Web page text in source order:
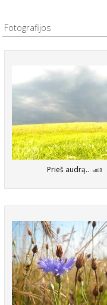
Fotografijos
Prieš audrą..